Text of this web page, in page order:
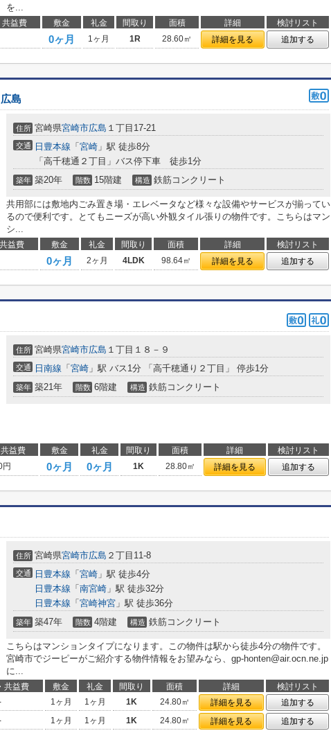
を...
共益費 敷金 礼金 間取り 面積 詳細
検討リスト
0ヶ月 1ヶ月 1R 28.60㎡ 詳細を見る 追加する
島
住所 宮崎県宮崎市広島 １丁目17-21
交通 日豊本線 「 宮崎 」駅 徒歩8分
「高千穂通２丁目」バス停下車 徒歩1分
築年 築20年 階数 15階建 構造 鉄筋コンクリート
共用部には敷地内ごみ置き場・エレベータなど様々な設備やサービスが揃ってい
るので便利です。とてもニーズが高い外観タイル張りの物件です。こちらはマン
シ...
益費 敷金 礼金 間取り 面積 詳細
検討リスト
0ヶ月 2ヶ月 4LDK 98.64㎡ 詳細を見る 追加する
住所 宮崎県宮崎市広島 １丁目１８－９
交通 日南線 「 宮崎 」駅 バス1分 「高千穂通り２丁目」 停歩1分
築年 築21年 階数 6階建 構造 鉄筋コンクリート
益費 敷金 礼金 間取り 面積 詳細
検討リスト
円 0ヶ月 0ヶ月 1K 28.80㎡ 詳細を見る 追加する
住所 宮崎県宮崎市広島 ２丁目11-8
交通 日豊本線 「 宮崎 」駅 徒歩4分
日豊本線 「 南宮崎 」駅 徒歩32分
日豊本線 「 宮崎神宮 」駅 徒歩36分
築年 築47年 階数 4階建 構造 鉄筋コンクリート
こちらはマンションタイプになります。この物件は駅から徒歩4分の物件です。
宮崎市でジーピーがご紹介する物件情報をお望みなら、gp-honten@air.ocn.ne.jp
に...
共益費 敷金 礼金 間取り 面積 詳細
検討リスト
1ヶ月 1ヶ月 1K 24.80㎡ 詳細を見る
追加する
1ヶ月 1ヶ月 1K 24.80㎡ 詳細を見る 追加する